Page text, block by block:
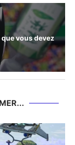
que vous devez